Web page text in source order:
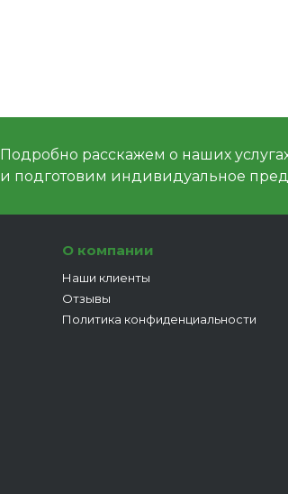
Подробно расскажем о наших
и подготовим индивидуальное
О компании
Наши клиенты
Отзывы
Политика конфиденциальности